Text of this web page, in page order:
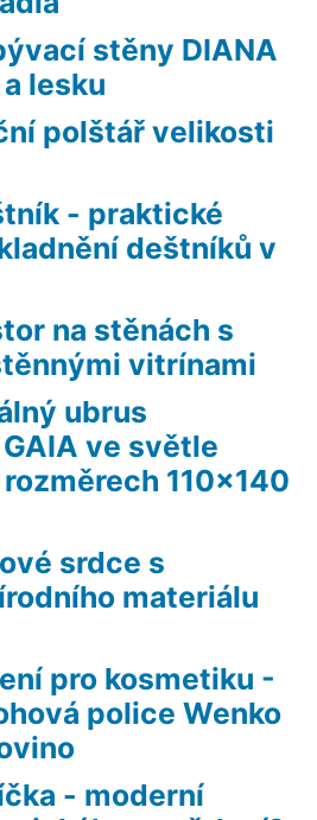
stěny DIANA
lesku
polštář velikosti
- praktické
deštníků v
na stěnách s
vitrínami
ubrus
ve světle
110×140
srdce s
materiálu
pro kosmetiku -
police Wenko
- moderní